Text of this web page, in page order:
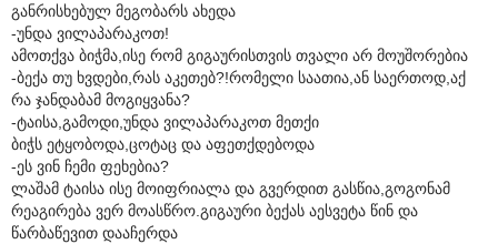
განრისხებულ მეგობარს ახედა
-უნდა ვილაპარაკოთ!
ამოთქვა ბიჭმა,ისე რომ გიგაურისთვის თვალი არ მოუშორებია
-ბექა თუ ხვდები,რას აკეთებ?!რომელი საათია,ან საერთოდ,აქ
რა ჯანდაბამ მოგიყვანა?
-ტაისა,გამოდი,უნდა ვილაპარაკოთ მეთქი
ბიჭს ეტყობოდა,ცოტაც და აფეთქდებოდა
-ეს ვინ ჩემი ფეხებია?
ლაშამ ტაისა ისე მოიფრიალა და გვერდით გასწია,გოგონამ
რეაგირება ვერ მოასწრო.გიგაური ბექას აესვეტა წინ და
წარბაწევით დააჩერდა